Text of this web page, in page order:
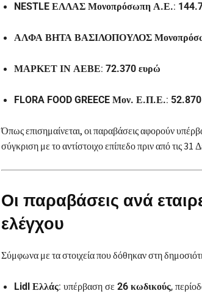
NESTLE ΕΛΛΑΣ Μονοπρόσωπη Α.Ε.:
ΑΛΦΑ ΒΗΤΑ ΒΑΣΙΛΟΠΟΥΛΟΣ
ΜΑΡΚΕΤ ΙΝ ΑΕΒΕ: 72.370 ευρώ
FLORA FOOD GREECE Μον. Ε.Π.Ε.:
Όπως επισημαίνεται, οι παραβάσεις αφορούν
σύγκριση με το αντίστοιχο επίπεδο πριν από τις 31
Οι παραβάσεις ανά
ελέγχου
Σύμφωνα με τα στοιχεία που δόθηκαν στη
Lidl Ελλάς: υπέρβαση σε 26 κωδικούς,